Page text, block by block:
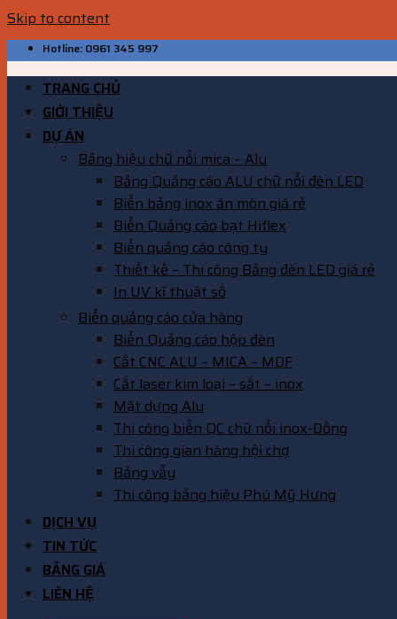
Skip to content
Hotline: 0961 345 997
TRANG CHỦ
GIỚI THIỆU
DỰ ÁN
Bảng hiệu chữ nổi mica – Alu
Bảng Quảng cáo ALU chữ nổi đèn LED
Biển bảng inox ăn mòn giá rẻ
Biển Quảng cáo bạt Hiflex
Biển quảng cáo công ty
Thiết kế – Thi công Bảng đèn LED giá rẻ
In UV kĩ thuật số
Biển quảng cáo cửa hàng
Biển Quảng cáo hộp đèn
Cắt CNC ALU – MICA – MDF
Cắt laser kim loại – sắt – inox
Mặt dựng Alu
Thi công biển QC chữ nổi inox-Đồng
Thi công gian hàng hội chợ
Bảng vẫy
Thi công bảng hiệu Phú Mỹ Hưng
DỊCH VỤ
TIN TỨC
BẢNG GIÁ
LIÊN HỆ